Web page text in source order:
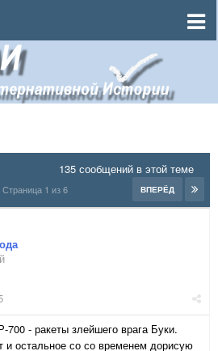
135 сообщений в этой теме
ВПЕРЁД
Страница 1 из 6
- ракеты злейшего врага Буки.
и остальное со со временем дорисую